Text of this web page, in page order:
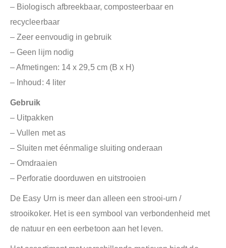
– Biologisch afbreekbaar, composteerbaar en
recycleerbaar
– Zeer eenvoudig in gebruik
– Geen lijm nodig
– Afmetingen: 14 x 29,5 cm (B x H)
– Inhoud: 4 liter
Gebruik
– Uitpakken
– Vullen met as
– Sluiten met éénmalige sluiting onderaan
– Omdraaien
– Perforatie doorduwen en uitstrooien
De Easy Urn is meer dan alleen een strooi-urn /
strooikoker. Het is een symbool van verbondenheid met
de natuur en een eerbetoon aan het leven.